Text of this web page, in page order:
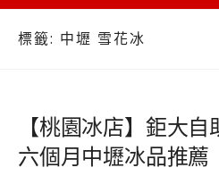
標籤: 中壢 雪花冰
【桃園冰店】鉅大
六個月中壢冰品推薦